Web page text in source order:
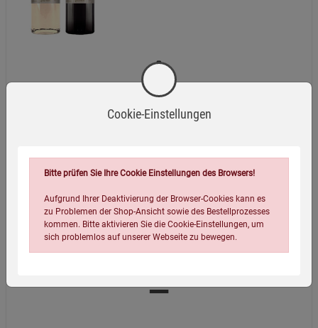
2er-Set Bio Planète Gewürzöle
(59,95 EUR / 1 l)
=
Cookie-Einstellungen
Bitte prüfen Sie Ihre Cookie Einstellungen des Browsers!
Aufgrund Ihrer Deaktivierung der Browser-Cookies kann es
zu Problemen der Shop-Ansicht sowie des Bestellprozesses
kommen. Bitte aktivieren Sie die Cookie-Einstellungen, um
sich problemlos auf unserer Webseite zu bewegen.